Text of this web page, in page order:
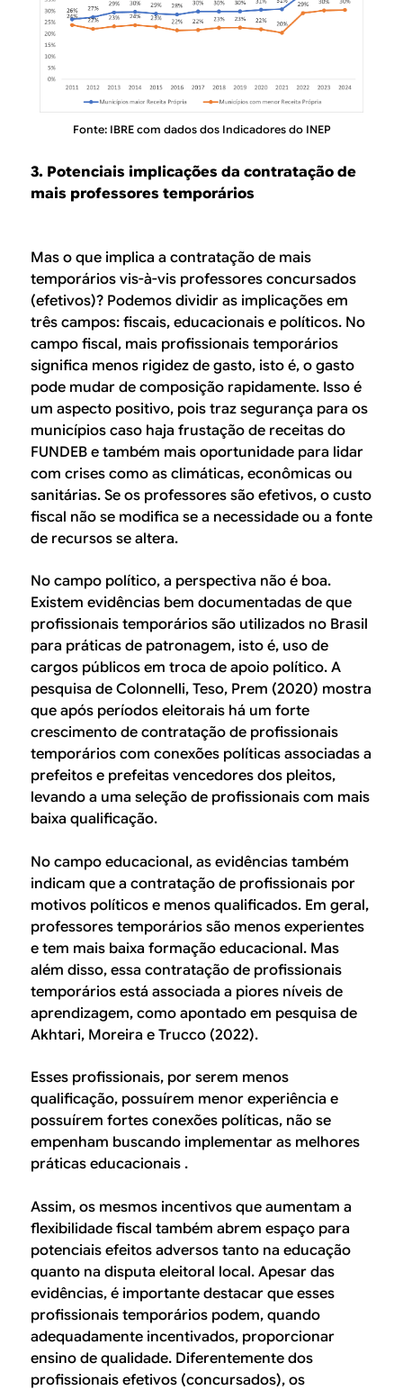
Fonte: IBRE com dados dos Indicadores do INEP
3. Potenciais implicações da contratação de
mais professores temporários
Mas o que implica a contratação de mais
temporários vis-à-vis professores concursados
(efetivos)? Podemos dividir as implicações em
três campos: fiscais, educacionais e políticos. No
campo fiscal, mais profissionais temporários
significa menos rigidez de gasto, isto é, o gasto
pode mudar de composição rapidamente. Isso é
um aspecto positivo, pois traz segurança para os
municípios caso haja frustação de receitas do
FUNDEB e também mais oportunidade para lidar
com crises como as climáticas, econômicas ou
sanitárias. Se os professores são efetivos, o custo
fiscal não se modifica se a necessidade ou a fonte
de recursos se altera.
No campo político, a perspectiva não é boa.
Existem evidências bem documentadas de que
profissionais temporários são utilizados no Brasil
para práticas de patronagem, isto é, uso de
cargos públicos em troca de apoio político. A
pesquisa de Colonnelli, Teso, Prem (2020) mostra
que após períodos eleitorais há um forte
crescimento de contratação de profissionais
temporários com conexões políticas associadas a
prefeitos e prefeitas vencedores dos pleitos,
levando a uma seleção de profissionais com mais
baixa qualificação.
No campo educacional, as evidências também
indicam que a contratação de profissionais por
motivos políticos e menos qualificados. Em geral,
professores temporários são menos experientes
e tem mais baixa formação educacional. Mas
além disso, essa contratação de profissionais
temporários está associada a piores níveis de
aprendizagem, como apontado em pesquisa de
Akhtari, Moreira e Trucco (2022).
Esses profissionais, por serem menos
qualificação, possuírem menor experiência e
possuírem fortes conexões políticas, não se
empenham buscando implementar as melhores
práticas educacionais .
Assim, os mesmos incentivos que aumentam a
flexibilidade fiscal também abrem espaço para
potenciais efeitos adversos tanto na educação
quanto na disputa eleitoral local. Apesar das
evidências, é importante destacar que esses
profissionais temporários podem, quando
adequadamente incentivados, proporcionar
ensino de qualidade. Diferentemente dos
profissionais efetivos (concursados), os